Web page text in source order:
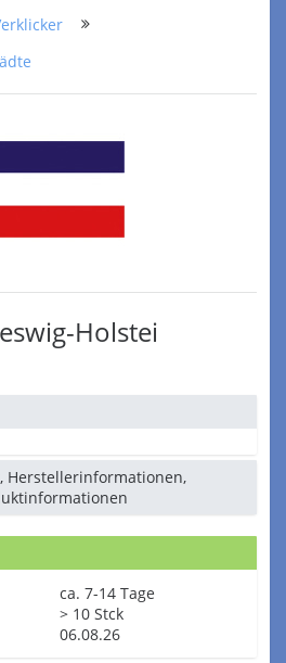
Holstei
Herstellerinformationen,
ca. 7-14 Tage
> 10 Stck
06.08.26